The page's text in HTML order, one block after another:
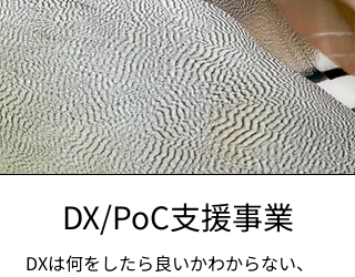
DX/PoC支援事業
DXは何をしたら良いかわからない、